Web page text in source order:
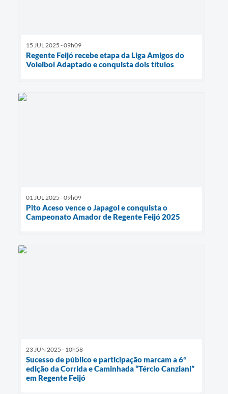
15 JUL 2025 - 09h09
Regente Feijó recebe etapa da Liga Amigos do
Voleibol Adaptado e conquista dois títulos
01 JUL 2025 - 09h09
Pito Aceso vence o Japagol e conquista o
Campeonato Amador de Regente Feijó 2025
23 JUN 2025 - 10h58
Sucesso de público e participação marcam a 6ª
edição da Corrida e Caminhada “Tércio Canziani”
em Regente Feijó